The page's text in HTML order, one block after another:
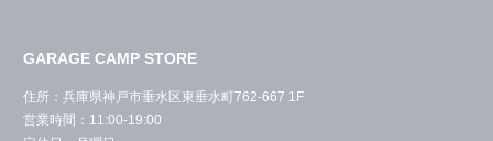
GARAGE CAMP STORE
住所：兵庫県神戸市垂水区東垂水町762-667 1F
営業時間：11:00-19:00